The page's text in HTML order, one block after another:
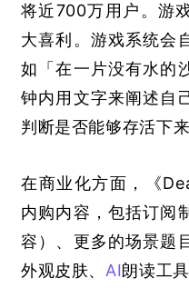
将近700万用户。游
大喜利。游戏系统会
如「在一片没有水的
钟内用文字来阐述自
判断是否能够存活下来
在商业化方面，《
内购内容，包括订阅
容） 、更多的场景题
外观皮肤、 AI朗读工具